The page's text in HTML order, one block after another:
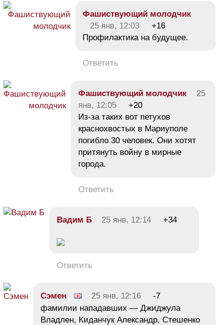
Фашиствующий молодчик
25 янв, 12:03
+16
Профилактика на будущее.
Ответить
Фашиствующий молодчик
25
янв, 12:05
+20
Из-за таких вот петухов
краснохвостых в Мариуполе
погибло 30 человек. Они хотят
притянуть войну в мирные
города.
Ответить
Вадим Б 25 янв, 12:14 +34
Ответить
Сэмен 25 янв, 12:16
-7
фамилии нападавших — Джиджула
Владлен, Киданчук Александр, Стешенко